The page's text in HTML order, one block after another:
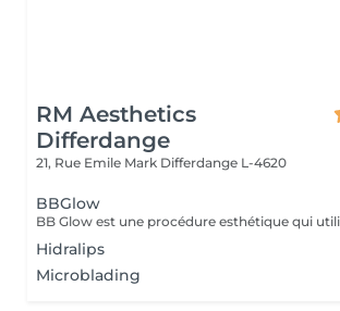
RM Aesthetics
Differdange
21, Rue Emile Mark Differdange L-4620
BBGlow
Hidralips
Microblading